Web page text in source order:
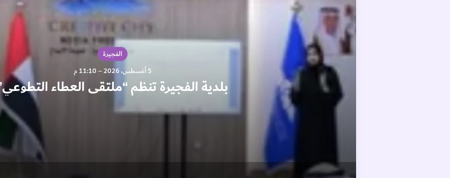
الفجيرة
5 أغسطس، 2026 – 11:10 م
بلدية الفجيرة تنظم “ملتقى العطاء